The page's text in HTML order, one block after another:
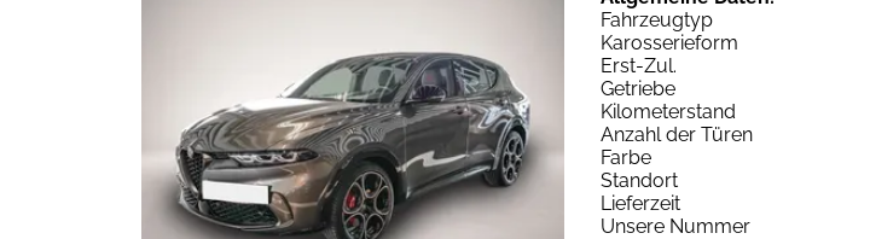
Fahrzeugtyp
Karosserieform
Erst-Zul.
Getriebe
Kilometerstand
Anzahl der Türen
Farbe
Standort
Lieferzeit
Unsere Nummer